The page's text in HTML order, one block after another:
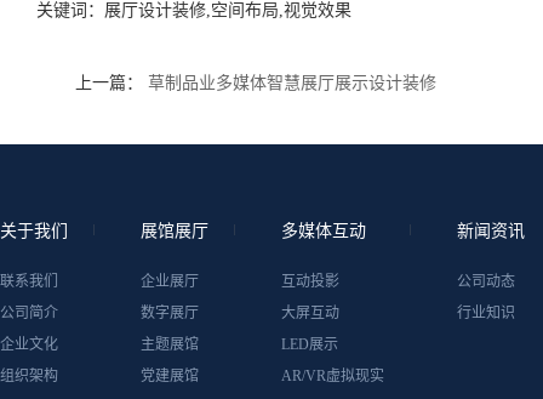
关键词： 展厅设计装修,空间布局,视觉效果
上一篇： 草制品业多媒体智慧展厅展示设计装修
关于我们
联系我们
公司简介
企业文化
组织架构
展馆展厅
企业展厅
数字展厅
主题展馆
党建展馆
多媒体互动
互动投影
大屏互动
LED展示
AR/VR虚拟现实
新闻资讯
公司动态
行业知识